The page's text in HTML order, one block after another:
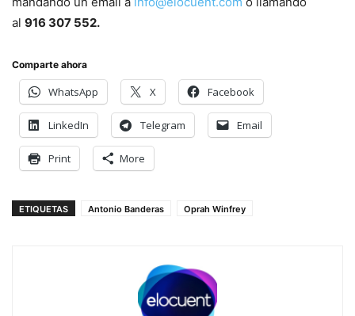
al 916 307 552.
Comparte ahora
WhatsApp X Facebook
LinkedIn Telegram Email
Print More
ETIQUETAS Antonio Banderas Oprah Winfrey